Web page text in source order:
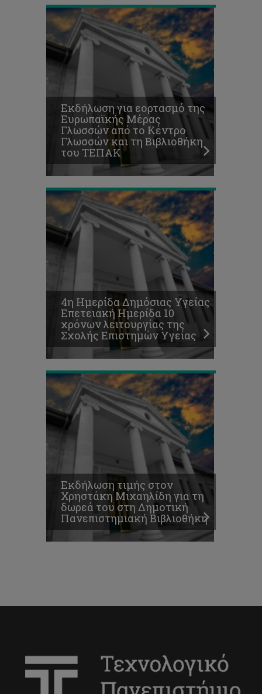
Εκδήλωση για εορτασμό της
Ευρωπαϊκής Μέρας
Γλωσσών από το Κέντρο
Γλωσσών και τη Βιβλιοθήκη
του ΤΕΠΑΚ
4η
Ημερίδα
Δημόσιας
Υγείας
Ημερίδα
10
χρόνων
λειτουργίας
της
Σχολής
Επιστημών
Υγείας
4η Ημερίδα Δημόσιας Υγείας
Επετειακή Ημερίδα 10
χρόνων λειτουργίας της
Σχολής Επιστημών Υγείας
Εκδήλωση
τιμής
στον
Χρηστάκη
δωρεά
του
στη
Δημοτική
Πανεπιστημιακή
Βιβλιοθήκη
Εκδήλωση τιμής στον
Χρηστάκη Μιχαηλίδη για τη
δωρεά του στη Δημοτική
Πανεπιστημιακή Βιβλιοθήκη